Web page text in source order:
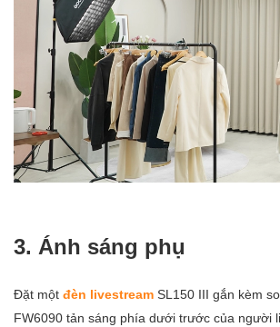
3. Ánh sáng phụ
Đặt một đèn livestream SL150 III gắn kèm
FW6090 tản sáng phía dưới trước của người